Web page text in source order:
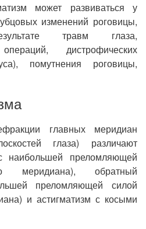
может развиваться у
изменений роговицы,
травм глаза,
дистрофических
помутнения роговицы,
главных меридиан
глаза) различают
наибольшей преломляющей
меридиана), обратный
преломляющей силой
и астигматизм с косыми